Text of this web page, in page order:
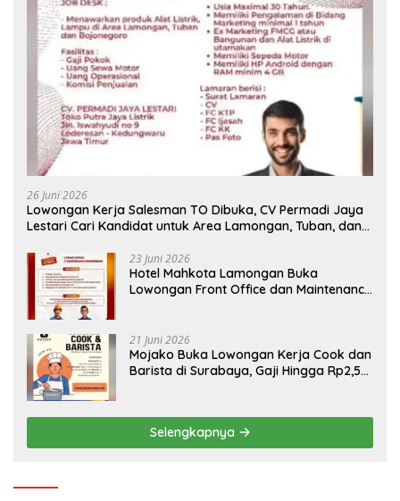
26 Juni 2026
Lowongan Kerja Salesman TO Dibuka, CV Permadi Jaya
Lestari Cari Kandidat untuk Area Lamongan, Tuban, dan
23 Juni 2026
Hotel Mahkota Lamongan Buka
Lowongan Front Office dan Maintenance
21 Juni 2026
Mojako Buka Lowongan Kerja Cook dan
Barista di Surabaya, Gaji Hingga Rp2,5
Selengkapnya